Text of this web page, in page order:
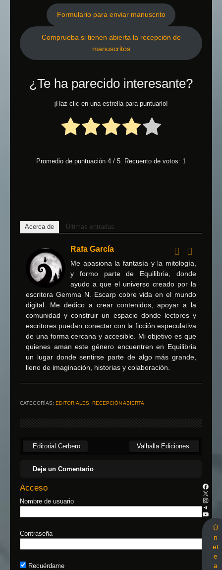
Formulario para enviar manuscrito
Comprueba si tienen abierta la recepción de
manuscritos
¿Te ha parecido interesante?
¡Haz clic en una estrella para puntuarlo!
Promedio de puntuación 4 / 5. Recuento de votos: 1
Acerca de Últimas entradas
Rafa García
Me apasiona la fantasía y la mitología,
y formo parte de Equilibria, donde
ayudo a que el universo creado por la
escritora Gemma N. Escarp cobre vida en el mundo
digital. Me dedico a crear contenidos, apoyar a la
comunidad y construir un espacio donde lectores y
escritores puedan conectar con la ficción especulativa
de una forma cercana y accesible. Mi objetivo es que
quienes aman este género encuentren en Equilibria
un lugar donde sentirse parte de algo más grande,
lleno de imaginación, historias y colaboración.
CATEGORÍAS: EDITORIALES RECEPCIÓN ABIERTA
Editorial Cerbero Valhalla Ediciones
Deja un Comentario
Acceso
Nombre de usuario
Contraseña
Recuérdame
Ú
n
et
e
a